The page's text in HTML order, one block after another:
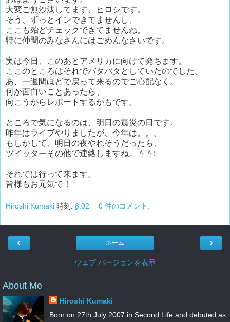
大変ご無沙汰してます、ヒロシです。
そう、ずっとインできてませんし、
ここも殆どチェックできてませんね。
特に仲間のみなさんにはごめんなさいです。
実は今日、このあとアメリカに向けて発ちます。
ここのところはそれでバタバタとしていたのでした。
あ、一週間ほどで戻って来るのでご心配なく。
何か面白いことあったら、
向こうからレポートするかもです。
ところで気になるのは、明日の震災の日です。
昨年はライブやりましたが、今年は。。。
もしかして、明日の夜やれそうだったら、
ツイッターその他で連絡しますね。＾＾;
それでは行って来ます。
皆様もお元気で！
Hiroshi Kumaki 時刻: 8:02 0 件のコメント:
‹ ›
ホーム
ウェブ バージョンを表示
About Me
Hiroshi Kumaki
Born on 27th July 2007 in Second Life and debuted as